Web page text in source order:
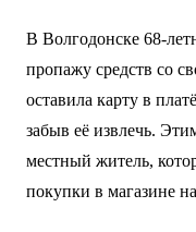
В Волгодонске 68-
пропажу средств со
оставила карту в
забыв её извлечь.
местный житель,
покупки в магазине